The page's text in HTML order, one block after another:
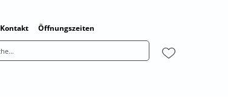
Kontakt Öffnungszeiten